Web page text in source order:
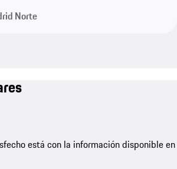
Norte
está con la información disponible en